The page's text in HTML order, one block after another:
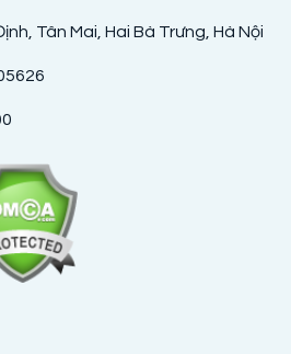
Tân Mai, Hai Bà Trưng, Hà Nội